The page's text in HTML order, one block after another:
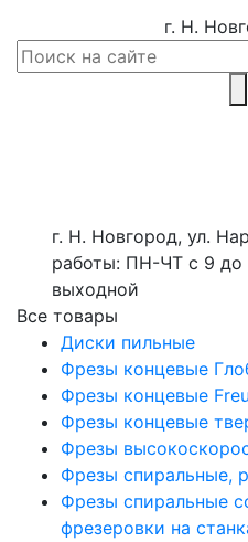
г. Н.
г. Н. Новгород, ул.
работы: ПН-ЧТ с 9 до
выходной
Все товары
Диски пильные
Фрезы концевые
Фрезы концевые
Фрезы концевые
Фрезы
Фрезы спиральные,
Фрезы спиральные
фрезеровки на